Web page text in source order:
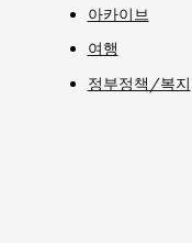
아카이브
여행
정부정책/복지